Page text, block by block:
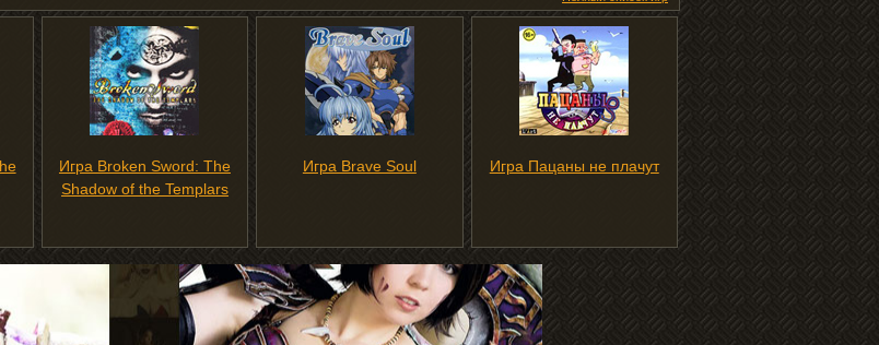
Игра Broken Sword: The
Shadow of the Templars
Игра Brave Soul Игра Пацаны не плачут